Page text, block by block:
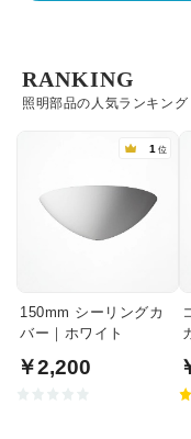
照明部品の人気ランキング
RANKING
1 位
150mm シーリングカ
バー｜ホワイト
￥2,200